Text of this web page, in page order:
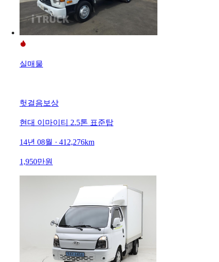
실매물
헛걸음보상
현대 이마이티 2.5톤 표준탑
14년 08월 · 412,276km
1,950만원